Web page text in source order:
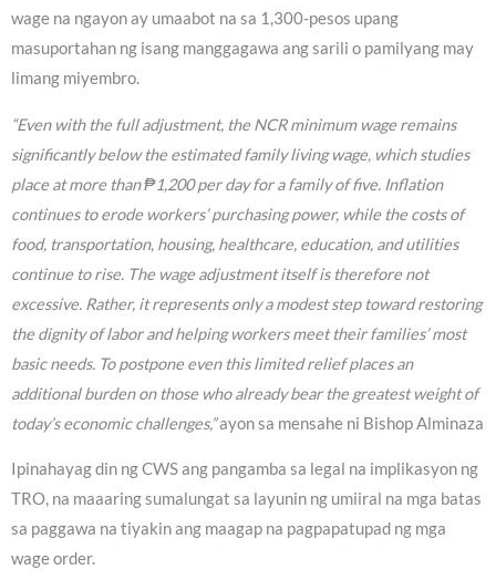
wage na ngayon ay umaabot na sa 1,300-pesos upang
masuportahan ng isang manggagawa ang sarili o pamilyang may
limang miyembro.
“Even with the full adjustment, the NCR minimum wage remains
significantly below the estimated family living wage, which studies
place at more than ₱1,200 per day for a family of five. Inflation
continues to erode workers’ purchasing power, while the costs of
food, transportation, housing, healthcare, education, and utilities
continue to rise. The wage adjustment itself is therefore not
excessive. Rather, it represents only a modest step toward restoring
the dignity of labor and helping workers meet their families’ most
basic needs. To postpone even this limited relief places an
additional burden on those who already bear the greatest weight of
today’s economic challenges,”ayon sa mensahe ni Bishop Alminaza
Ipinahayag din ng CWS ang pangamba sa legal na implikasyon ng
TRO, na maaaring sumalungat sa layunin ng umiiral na mga batas
sa paggawa na tiyakin ang maagap na pagpapatupad ng mga
wage order.